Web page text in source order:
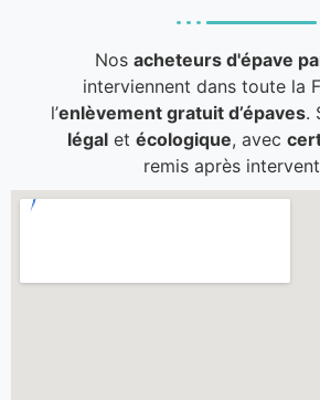
Nosacheteurs d'épave
interviennent dans toute la
l’enlèvement gratuit d’épaves.
légalet écologique, avec
remis après